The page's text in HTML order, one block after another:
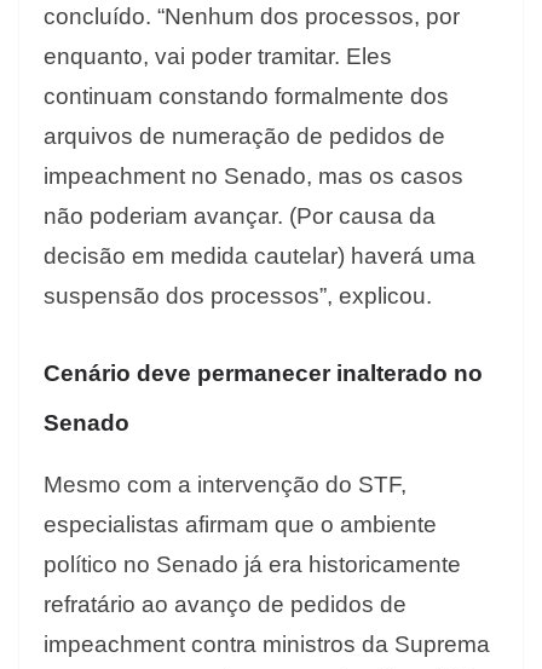
concluído. “Nenhum dos processos, por
enquanto, vai poder tramitar. Eles
continuam constando formalmente dos
arquivos de numeração de pedidos de
impeachment no Senado, mas os casos
não poderiam avançar. (Por causa da
decisão em medida cautelar) haverá uma
suspensão dos processos”, explicou.
Cenário deve permanecer inalterado no
Senado
Mesmo com a intervenção do STF,
especialistas afirmam que o ambiente
político no Senado já era historicamente
refratário ao avanço de pedidos de
impeachment contra ministros da Suprema